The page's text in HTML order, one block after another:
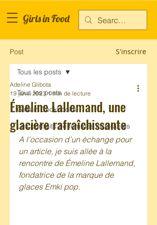
Girls in Food
Post S'inscrire
Tous les posts
Girls in Cookbooks
Les portraits de femmes inspirantes
Tous les posts
Émeline Lallemand, une
glacière rafraîchissante
Adeline Glibota
19 janv. 2023 1 min de lecture
A l’occasion d’un échange pour
un article, je suis allée à la
rencontre de Émeline Lallemand,
fondatrice de la marque de
glaces Emki pop.